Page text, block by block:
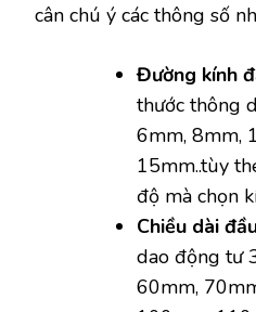
cân chú ý các thông số
Đường kính
thước thông
6mm, 8mm,
15mm..tùy
độ mà chọn
Chiều dài
dao động tư
60mm,